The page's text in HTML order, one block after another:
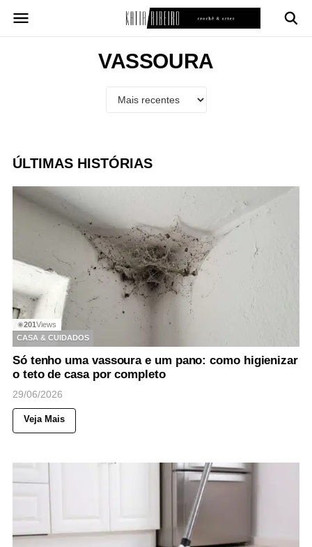
para
VASSOURA
ÚLTIMAS HISTÓRIAS
◉201Views
CASA & CUIDADOS
Só tenho uma vassoura e um pano: como higienizar
o teto de casa por completo
29/06/2026
Veja Mais